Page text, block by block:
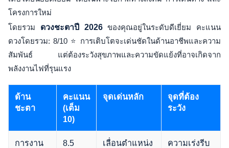
โครงการใหม่
โดยรวม ดวงชะตาปี 2026ของคุณอยู่ในระดับดีเยี่ยม คะแนน
ดวงโดยรวม: 8/10 ⭐ การเติบโตจะเด่นชัดในด้านอาชีพและความ
สัมพันธ์ แต่ต้องระวังสุขภาพและความขัดแย้งที่อาจเกิดจาก
พลังงานไฟที่รุนแรง
ด้าน
ชะตา
คะแนน
(เต็ม
10)
จุดเด่นหลัก
จุดที่ต้อง
ระวัง
การงาน
8.5
เลื่อนตำแหน่ง
ความเร่งรีบ